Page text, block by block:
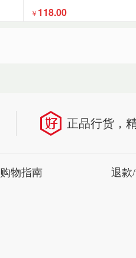
￥ 118.00
正品行货，
购物指南 退款